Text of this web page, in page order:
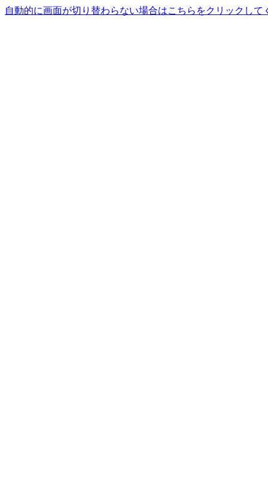
自動的に画面が切り替わらない場合はこちらをクリックして